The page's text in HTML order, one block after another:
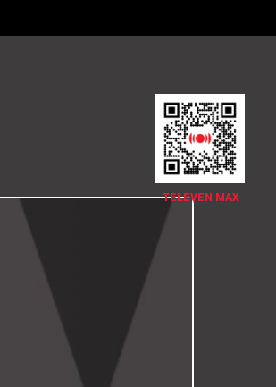
TELEVEN MAX